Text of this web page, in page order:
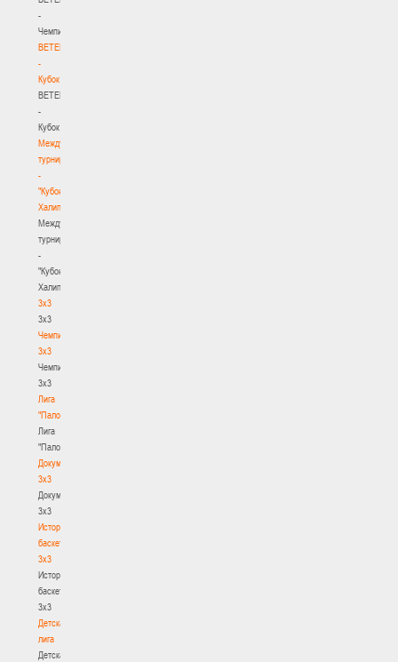
-
Чемпионат
BETERA
-
Кубок
BETERA
-
Кубок
Международный
турнир
-
"Кубок
Халипского"
Международный
турнир
-
"Кубок
Халипского"
3x3
3x3
Чемпионат
3х3
Чемпионат
3х3
Лига
"Палова"
Лига
"Палова"
Документы
3х3
Документы
3х3
История
баскетбола
3х3
История
баскетбола
3х3
Детская
лига
Детская